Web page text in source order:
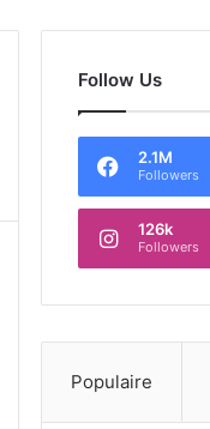
Follow Us
2.1M
Followers
126k
Followers
Populaire